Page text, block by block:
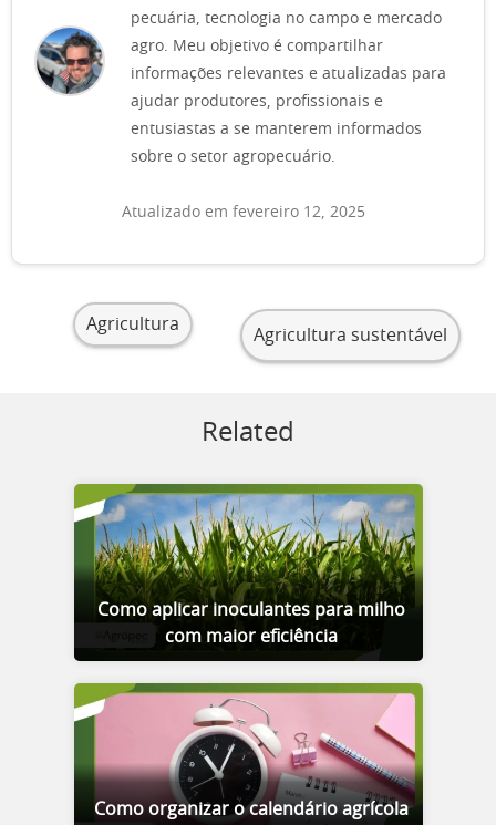
pecuária, tecnologia no campo e mercado
agro. Meu objetivo é compartilhar
informações relevantes e atualizadas para
ajudar produtores, profissionais e
entusiastas a se manterem informados
sobre o setor agropecuário.
Atualizado em fevereiro 12, 2025
Agricultura
Agricultura sustentável
Related
Como aplicar inoculantes para milho
com maior eficiência
Como organizar o calendário agrícola